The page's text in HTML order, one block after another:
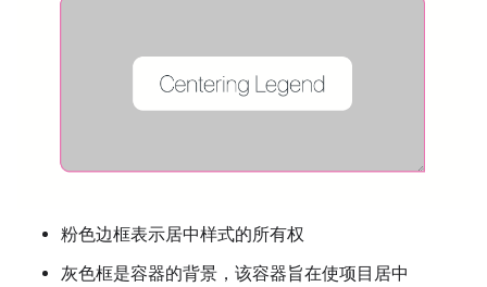
粉色边框表示居中样式的所有权
灰色框是容器的背景，该容器旨在使项目居中